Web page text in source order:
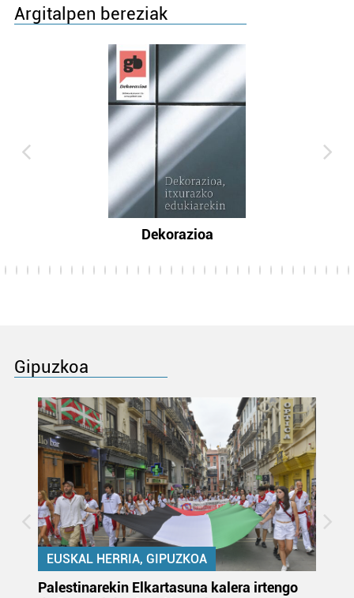
Argitalpen bereziak
Dekorazioa
Gipuzkoa
EUSKAL HERRIA, GIPUZKOA
Palestinarekin Elkartasuna kalera irtengo